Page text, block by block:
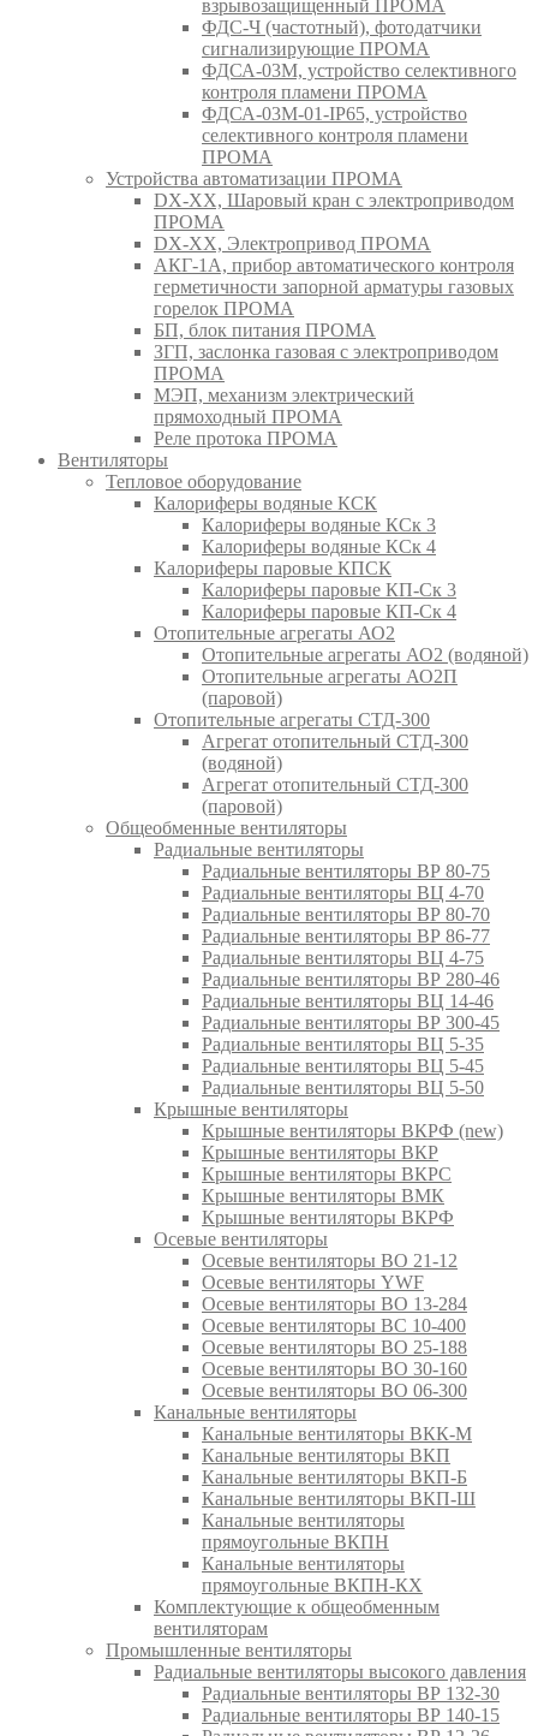
взрывозащищенный ПРОМА
ФДС-Ч (частотный), фотодатчики
сигнализирующие ПРОМА
ФДСА-03М, устройство селективного
контроля пламени ПРОМА
ФДСА-03М-01-IP65, устройство
селективного контроля пламени
ПРОМА
Устройства автоматизации ПРОМА
DX-XX, Шаровый кран c электроприводом
ПРОМА
DX-XX, Электропривод ПРОМА
АКГ-1А, прибор автоматического контроля
герметичности запорной арматуры газовых
горелок ПРОМА
БП, блок питания ПРОМА
ЗГП, заслонка газовая с электроприводом
ПРОМА
МЭП, механизм электрический
прямоходный ПРОМА
Реле протока ПРОМА
Вентиляторы
Тепловое оборудование
Калориферы водяные КСК
Калориферы водяные КСк 3
Калориферы водяные КСк 4
Калориферы паровые КПСК
Калориферы паровые КП-Ск 3
Калориферы паровые КП-Ск 4
Отопительные агрегаты АО2
Отопительные агрегаты АО2 (водяной)
Отопительные агрегаты АО2П
(паровой)
Отопительные агрегаты СТД-300
Агрегат отопительный СТД-300
(водяной)
Агрегат отопительный СТД-300
(паровой)
Общеобменные вентиляторы
Радиальные вентиляторы
Радиальные вентиляторы ВР 80-75
Радиальные вентиляторы ВЦ 4-70
Радиальные вентиляторы ВР 80-70
Радиальные вентиляторы ВР 86-77
Радиальные вентиляторы ВЦ 4-75
Радиальные вентиляторы ВР 280-46
Радиальные вентиляторы ВЦ 14-46
Радиальные вентиляторы ВР 300-45
Радиальные вентиляторы ВЦ 5-35
Радиальные вентиляторы ВЦ 5-45
Радиальные вентиляторы ВЦ 5-50
Крышные вентиляторы
Крышные вентиляторы ВКРФ (new)
Крышные вентиляторы ВКР
Крышные вентиляторы ВКРС
Крышные вентиляторы ВМК
Крышные вентиляторы ВКРФ
Осевые вентиляторы
Осевые вентиляторы ВО 21-12
Осевые вентиляторы YWF
Осевые вентиляторы ВО 13-284
Осевые вентиляторы ВС 10-400
Осевые вентиляторы ВО 25-188
Осевые вентиляторы ВО 30-160
Осевые вентиляторы ВО 06-300
Канальные вентиляторы
Канальные вентиляторы ВКК-М
Канальные вентиляторы ВКП
Канальные вентиляторы ВКП-Б
Канальные вентиляторы ВКП-Ш
Канальные вентиляторы
прямоугольные ВКПН
Канальные вентиляторы
прямоугольные ВКПН-КХ
Комплектующие к общеобменным
вентиляторам
Промышленные вентиляторы
Радиальные вентиляторы высокого давления
Радиальные вентиляторы ВР 132-30
Радиальные вентиляторы ВР 140-15